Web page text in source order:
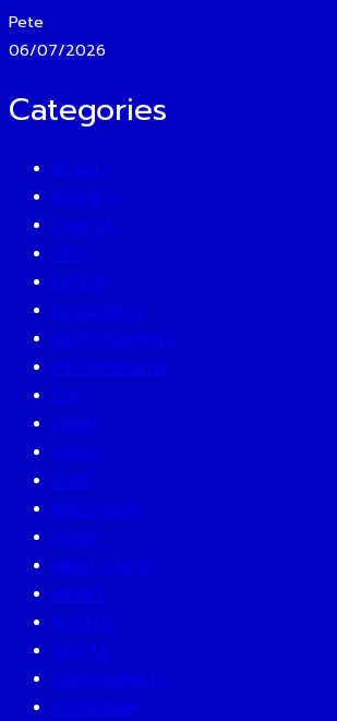
Pete
06/07/2026
Categories
BEAUTY
BUSINESS
CAREER
CEO
EATERY
ECONOMICS
ENTERTAINMENT
ENTREPRENEUR
ESG
EVENT
FAMILY
GURU
INVESTMENT
LIVING
MINDFULNESS
MONEY
MUTELU
PEOPLE
SUSTAINABILITY
SUSTAINISM